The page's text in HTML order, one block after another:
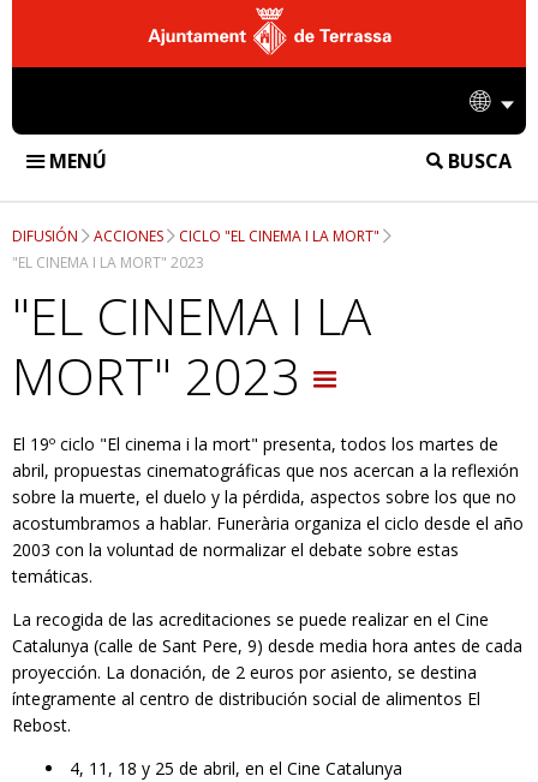
Ajuntament
de
Terrassa
MENÚ
BUSCA
INSTALACIONES
TANATORIO
CREMATORIO
SERVICIOS
SERVICIOS FUNERARIOS
SERVICIOS DE CEMENTERIO
DIFUSIÓN
ACCIONES
CONTACTO
INFORMACIÓN CORPORATIVA
RESPONSABILIDAD SOCIAL
DIFUSIÓN ACCIONES
CICLO "EL CINEMA I LA MORT"
"EL CINEMA I LA MORT" 2023
"EL CINEMA I LA
MORT" 2023
El 19º ciclo "El cinema i la mort" presenta, todos los martes de
abril, propuestas cinematográficas que nos acercan a la reflexión
sobre la muerte, el duelo y la pérdida, aspectos sobre los que no
acostumbramos a hablar. Funerària organiza el ciclo desde el año
2003 con la voluntad de normalizar el debate sobre estas
temáticas.
La recogida de las acreditaciones se puede realizar en el Cine
Catalunya (calle de Sant Pere, 9) desde media hora antes de cada
proyección. La donación, de 2 euros por asiento, se destina
íntegramente al centro de distribución social de alimentos El
Rebost.
4, 11, 18 y 25 de abril, en el Cine Catalunya